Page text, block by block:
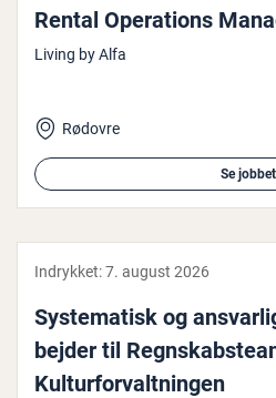
Rental Ope­ra­tions
Living by Alfa
Rødovre
Se jobbet
Indrykket:7. august 2026
Syste­ma­tisk og
bej­der til
Kul­tur­for­valt­nin­gen